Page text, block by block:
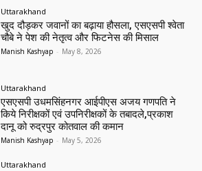
Uttarakhand
खुद दौड़कर जवानों का बढ़ाया हौसला, एसएसपी श्वेता
चौबे ने पेश की नेतृत्व और फिटनेस की मिसाल
Manish Kashyap - May 8, 2026
Uttarakhand
एसएसपी उधमसिंहनगर आईपीएस अजय गणपति ने
किये निरीक्षकों एवं उपनिरीक्षकों के तबादले,प्रकाश
दानू को रुद्रपुर कोतवाल की कमान
Manish Kashyap - May 5, 2026
Uttarakhand